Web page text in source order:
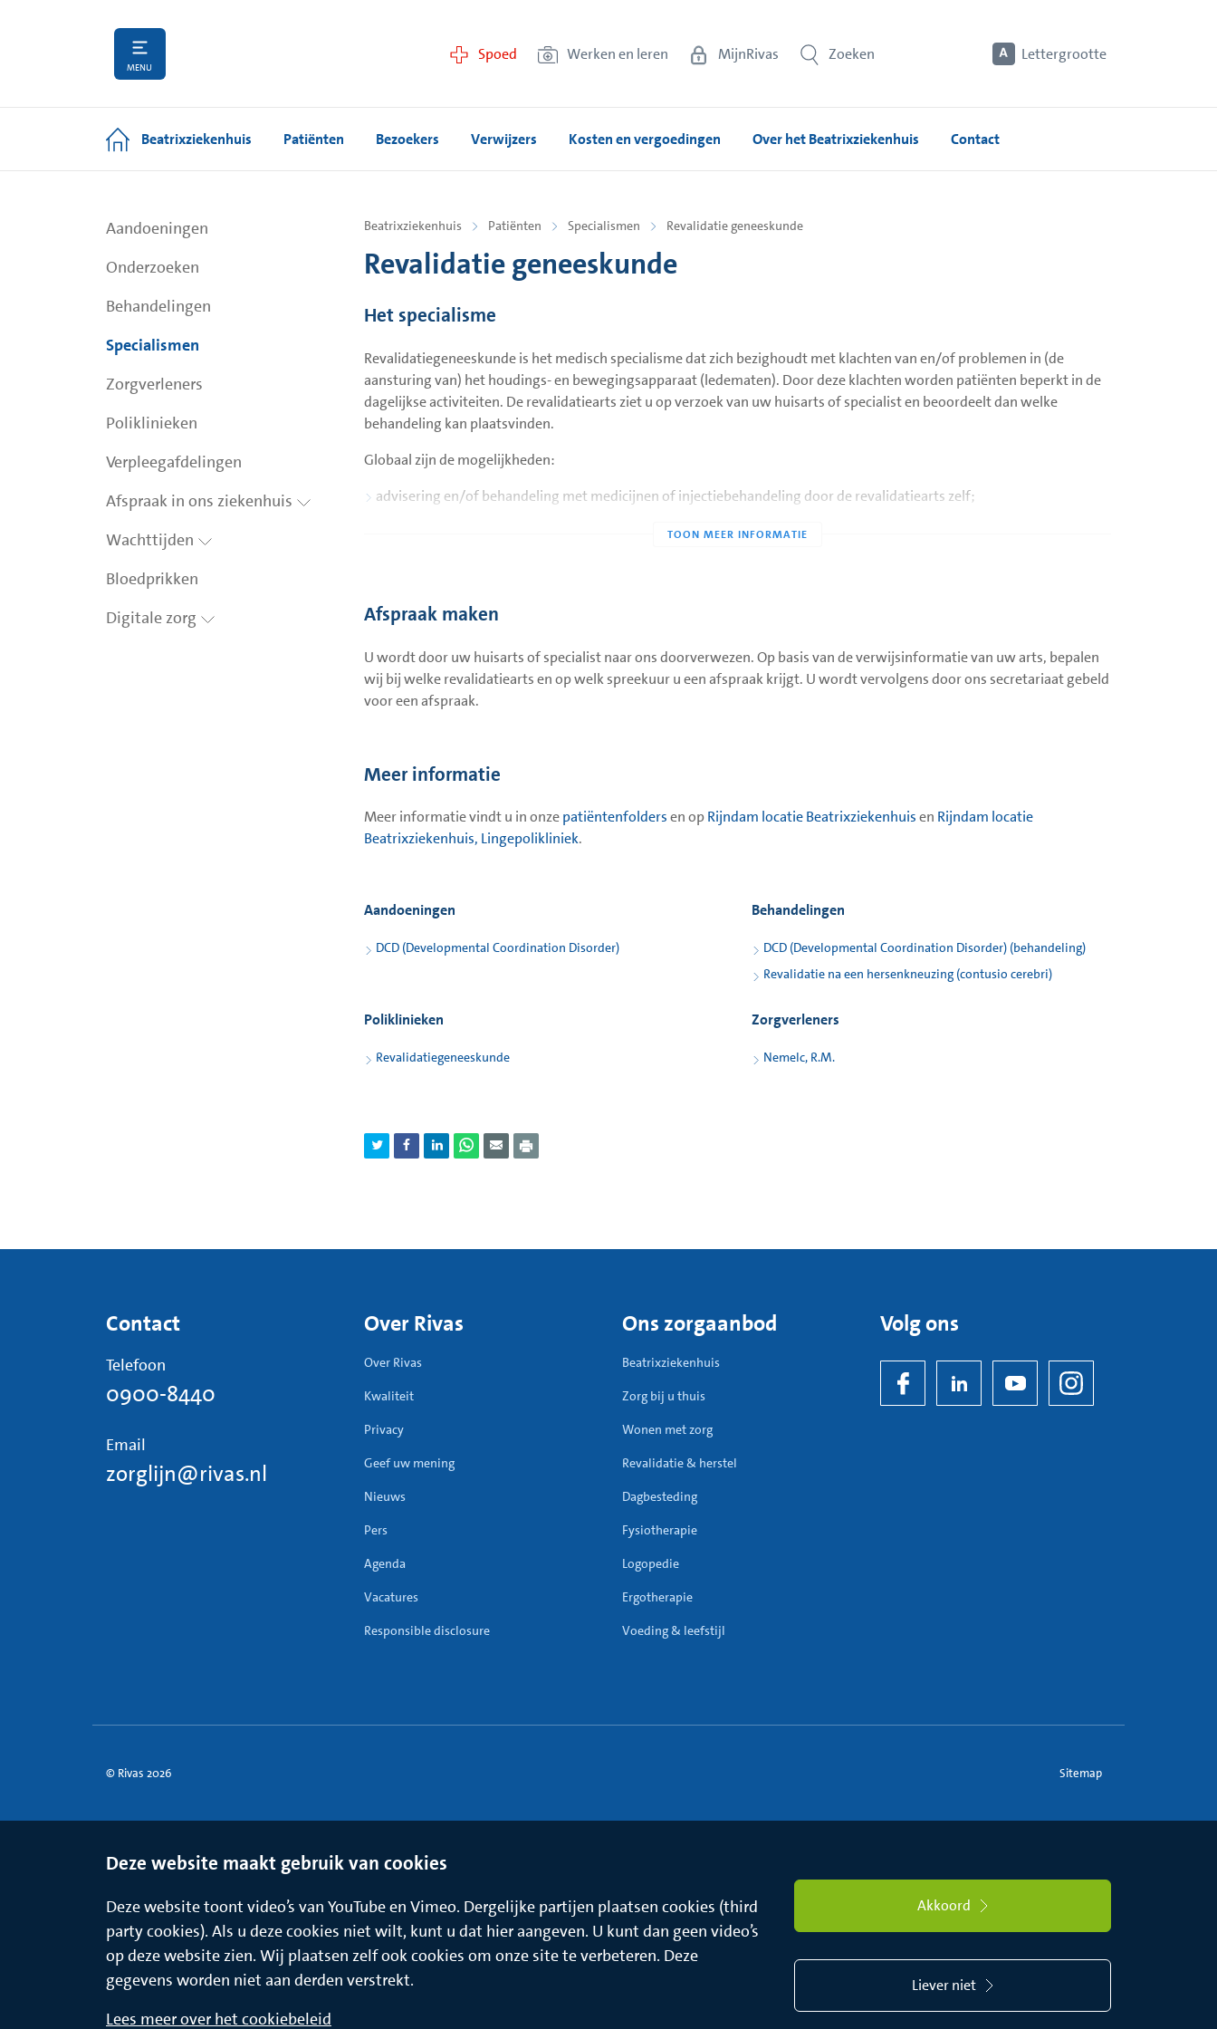
MENU
Spoed Werken en leren MijnRivas Zoeken Lettergrootte
Beatrixziekenhuis Patiënten Bezoekers Verwijzers Kosten en vergoedingen Over het Beatrixziekenhuis Contact
Aandoeningen
Onderzoeken
Behandelingen
Specialismen
Zorgverleners
Poliklinieken
Verpleegafdelingen
Afspraak in ons ziekenhuis
Wachttijden
Bloedprikken
Digitale zorg
Beatrixziekenhuis Patiënten Specialismen Revalidatie geneeskunde
Revalidatie geneeskunde
Het specialisme
Revalidatiegeneeskunde is het medisch specialisme dat zich bezighoudt met klachten van en/of problemen in (de
aansturing van) het houdings- en bewegingsapparaat (ledematen). Door deze klachten worden patiënten beperkt in de
dagelijkse activiteiten. De revalidatiearts ziet u op verzoek van uw huisarts of specialist en beoordeelt dan welke
behandeling kan plaatsvinden.
Globaal zijn de mogelijkheden:
advisering en/of behandeling met medicijnen of injectiebehandeling door de revalidatiearts zelf;
terugverwijzen naar de huisarts eventueel met een advies door te verwijzen naar elders.
Een overzicht van alle behandelingen die worden aangeboden in Rijndam, kunt u vinden op de website vanRijndam
locatie BeatrixziekenhuisenRijndam locatie Beatrixziekenhuis, Lingepoli.
Afspraak maken
U wordt door uw huisarts of specialist naar ons doorverwezen. Op basis van de verwijsinformatie van uw arts, bepalen
wij bij welke revalidatiearts en op welk spreekuur u een afspraak krijgt. U wordt vervolgens door ons secretariaat gebeld
voor een afspraak.
Meer informatie
Meer informatie vindt u in onzepatiëntenfoldersen opRijndam locatie Beatrixziekenhuisen Rijndam locatie
Beatrixziekenhuis, Lingepolikliniek.
Aandoeningen
DCD (Developmental Coordination Disorder)
Behandelingen
DCD (Developmental Coordination Disorder) (behandeling)
Revalidatie na een hersenkneuzing (contusio cerebri)
Poliklinieken
Revalidatiegeneeskunde
Zorgverleners
Nemelc, R.M.
Contact
Telefoon
0900-8440
Email
zorglijn@rivas.nl
Over Rivas
Over Rivas
Kwaliteit
Privacy
Geef uw mening
Nieuws
Pers
Agenda
Vacatures
Responsible disclosure
Ons zorgaanbod
Beatrixziekenhuis
Zorg bij u thuis
Wonen met zorg
Revalidatie & herstel
Dagbesteding
Fysiotherapie
Logopedie
Ergotherapie
Voeding & leefstijl
Volg ons
© Rivas 2026 Sitemap
Deze website maakt gebruik van cookies
Deze website toont video’s van YouTube en Vimeo. Dergelijke partijen plaatsen cookies (third
party cookies). Als u deze cookies niet wilt, kunt u dat hier aangeven. U kunt dan geen video’s
op deze website zien. Wij plaatsen zelf ook cookies om onze site te verbeteren. Deze
gegevens worden niet aan derden verstrekt.
Lees meer over het cookiebeleid
Akkoord
Liever niet